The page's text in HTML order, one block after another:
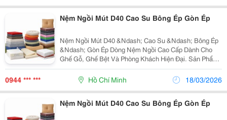
Nệm Ngồi Mút D40 Cao Su Bông Ép Gòn Ép
Nệm Ngồi Mút D40 &Ndash; Cao Su &Ndash; Bông Ép
&Ndash; Gòn Ép Dòng Nệm Ngồi Cao Cấp Dành Cho
Ghế Gỗ, Ghế Bệt Và Phòng Khách Hiện Đại. Sản Phẩm
Từ Nemngoi.com&Reg; Được Thiết Kế Với Nhiều Chất
Liệu Khác Nhau Nhằm Mang Lại Độ Êm, Độ Bền Và
0944 *** *** Hồ Chí Minh 18/03/2026
Nệm Ngồi Mút D40 Cao Su Bông Ép Gòn Ép